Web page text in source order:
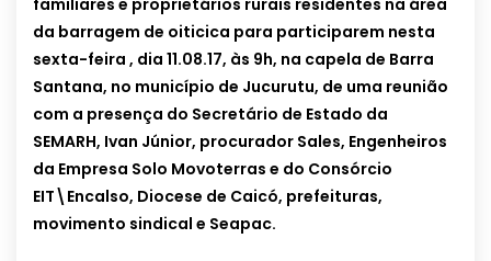
familiares e proprietários rurais residentes na área
da barragem de oiticica para participarem nesta
sexta-feira , dia 11.08.17, às 9h, na capela de Barra
Santana, no município de Jucurutu, de uma reunião
com a presença do Secretário de Estado da
SEMARH, Ivan Júnior, procurador Sales, Engenheiros
da Empresa Solo Movoterras e do Consórcio
EIT\Encalso, Diocese de Caicó, prefeituras,
movimento sindical e Seapac.